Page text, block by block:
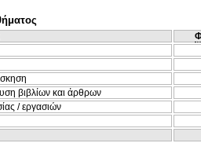
βιβλίων και άρθρων
/ εργασιών